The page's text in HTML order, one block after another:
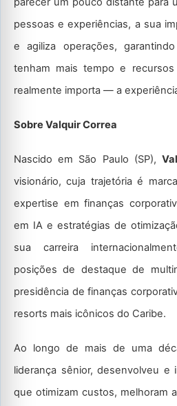
pessoas e experiências, a sua
e agiliza operações,
tenham mais tempo e
realmente importa — a
Sobre Valquir Correa
Nascido em São Paulo (SP),
visionário, cuja trajetória é
expertise em finanças
em IA e estratégias de
sua carreira
posições de destaque de
presidência de finanças
resorts mais icônicos do Caribe.
Ao longo de mais de uma
liderança sênior, desenvolveu e
que otimizam custos, melhoram